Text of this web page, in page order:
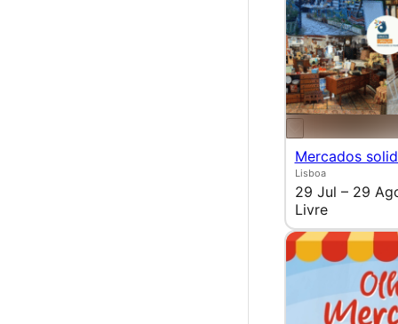
Mercados
Lisboa
29 Jul – 29
Livre